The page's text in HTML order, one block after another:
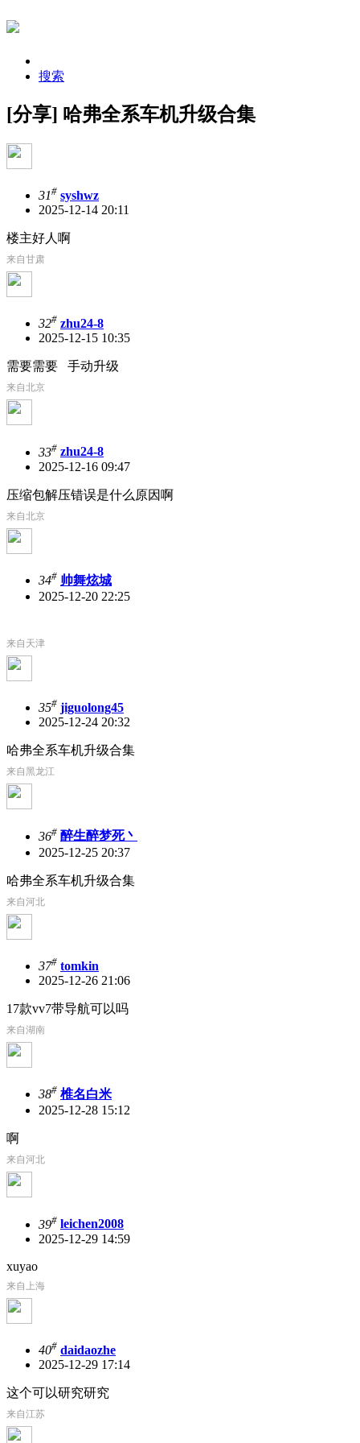
搜索
[分享] 哈弗全系车机升级合集
31# syshwz
2025-12-14 20:11
楼主好人啊
来自甘肃
32# zhu24-8
2025-12-15 10:35
需要需要 手动升级
来自北京
33# zhu24-8
2025-12-16 09:47
压缩包解压错误是什么原因啊
来自北京
34# 帅舞炫城
2025-12-20 22:25
来自天津
35# jiguolong45
2025-12-24 20:32
哈弗全系车机升级合集
来自黑龙江
36# 醉生醉梦死丶
2025-12-25 20:37
哈弗全系车机升级合集
来自河北
37# tomkin
2025-12-26 21:06
17款vv7带导航可以吗
来自湖南
38# 椎名白米
2025-12-28 15:12
啊
来自河北
39# leichen2008
2025-12-29 14:59
xuyao
来自上海
40# daidaozhe
2025-12-29 17:14
这个可以研究研究
来自江苏